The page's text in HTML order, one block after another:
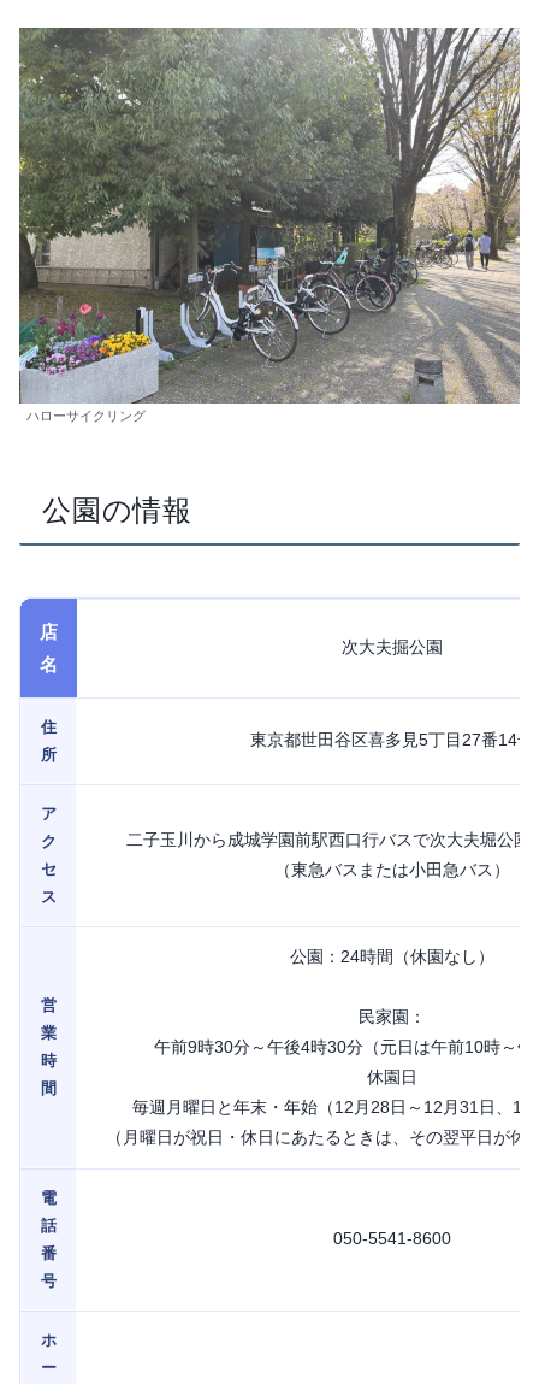
ハローサイクリング
公園の情報
店
名
次大夫掘公園
住
所
東京都世田谷区喜多見5丁目27番14号
ア
ク
セ
ス
二子玉川から成城学園前駅西口行バスで次大夫堀公
（東急バスまたは小田急バス）
営
業
時
間
公園：24時間（休園なし）
民家園：
午前9時30分～午後4時30分（元日は午前10時～午
休園日
毎週月曜日と年末・年始（12月28日～12月31日、1
（月曜日が祝日・休日にあたるときは、その翌平日が休
電
話
番
号
050-5541-8600
ホ
ー